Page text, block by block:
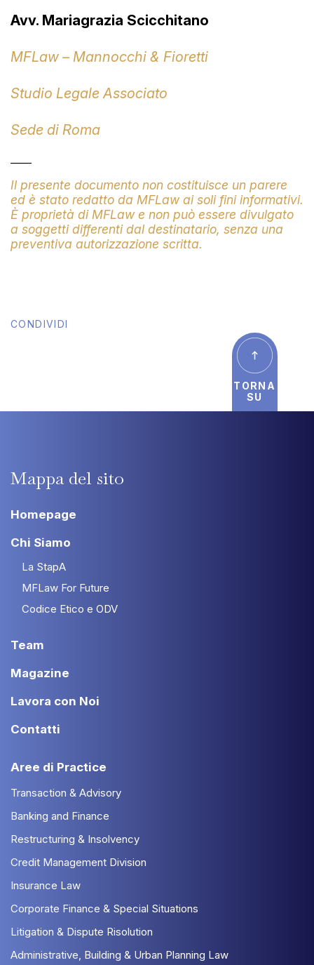
Avv. Mariagrazia Scicchitano
MFLaw – Mannocchi & Fioretti
Studio Legale Associato
Sede di Roma
——
Il presente documento non costituisce un parere
ed è stato redatto da MFLaw ai soli fini informativi.
È proprietà di MFLaw e non può essere divulgato
a soggetti differenti dal destinatario, senza una
preventiva autorizzazione scritta.
CONDIVIDI
TORNA
SU
Mappa del sito
Homepage
Chi Siamo
La StapA
MFLaw For Future
Codice Etico e ODV
Team
Magazine
Lavora con Noi
Contatti
Aree di Practice
Transaction & Advisory
Banking and Finance
Restructuring & Insolvency
Credit Management Division
Insurance Law
Corporate Finance & Special Situations
Litigation & Dispute Risolution
Administrative, Building & Urban Planning Law